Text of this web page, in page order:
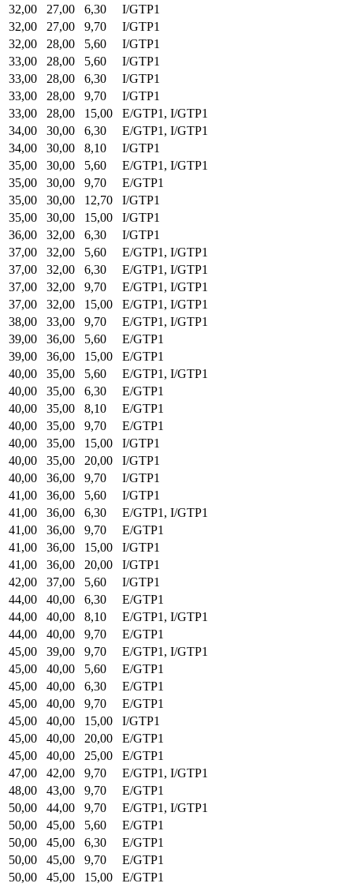
32,00
27,00 6,30
I/GTP1
32,00
27,00 9,70
I/GTP1
32,00
28,00 5,60
I/GTP1
33,00
28,00 5,60
I/GTP1
33,00
28,00 6,30
I/GTP1
33,00
28,00 9,70
I/GTP1
33,00
28,00 15,00
E/GTP1, I/GTP1
34,00
30,00 6,30
E/GTP1, I/GTP1
34,00
30,00 8,10
I/GTP1
35,00
30,00 5,60
E/GTP1, I/GTP1
35,00
30,00 9,70
E/GTP1
35,00
30,00 12,70
I/GTP1
35,00
30,00 15,00
I/GTP1
36,00
32,00 6,30
I/GTP1
37,00
32,00 5,60
E/GTP1, I/GTP1
37,00
32,00 6,30
E/GTP1, I/GTP1
37,00
32,00 9,70
E/GTP1, I/GTP1
37,00
32,00 15,00
E/GTP1, I/GTP1
38,00
33,00 9,70
E/GTP1, I/GTP1
39,00
36,00 5,60
E/GTP1
39,00
36,00 15,00
E/GTP1
40,00
35,00 5,60
E/GTP1, I/GTP1
40,00
35,00 6,30
E/GTP1
40,00
35,00 8,10
E/GTP1
40,00
35,00 9,70
E/GTP1
40,00
35,00 15,00
I/GTP1
40,00
35,00 20,00
I/GTP1
40,00
36,00 9,70
I/GTP1
41,00
36,00 5,60
I/GTP1
41,00
36,00 6,30
E/GTP1, I/GTP1
41,00
36,00 9,70
E/GTP1
41,00
36,00 15,00
I/GTP1
41,00
36,00 20,00
I/GTP1
42,00
37,00 5,60
I/GTP1
44,00
40,00 6,30
E/GTP1
44,00
40,00 8,10
E/GTP1, I/GTP1
44,00
40,00 9,70
E/GTP1
45,00
39,00 9,70
E/GTP1, I/GTP1
45,00
40,00 5,60
E/GTP1
45,00
40,00 6,30
E/GTP1
45,00
40,00 9,70
E/GTP1
45,00
40,00 15,00
I/GTP1
45,00
40,00 20,00
E/GTP1
45,00
40,00 25,00
E/GTP1
47,00
42,00 9,70
E/GTP1, I/GTP1
48,00
43,00 9,70
E/GTP1
50,00
44,00 9,70
E/GTP1, I/GTP1
50,00
45,00 5,60
E/GTP1
50,00
45,00 6,30
E/GTP1
50,00
45,00 9,70
E/GTP1
50,00
45,00 15,00
E/GTP1